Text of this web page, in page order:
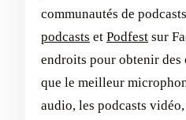
communautés de
podcasts et Podfest sur
endroits pour obtenir des
que le meilleur
audio, les podcasts